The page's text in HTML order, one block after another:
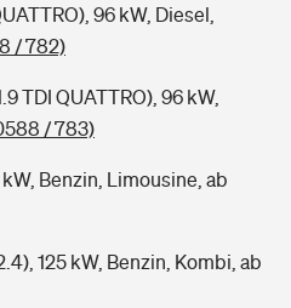
96 kW, Diesel,
/ 782)
TDI QUATTRO), 96 kW,
/ 783)
Benzin, Limousine, ab
125 kW, Benzin, Kombi, ab